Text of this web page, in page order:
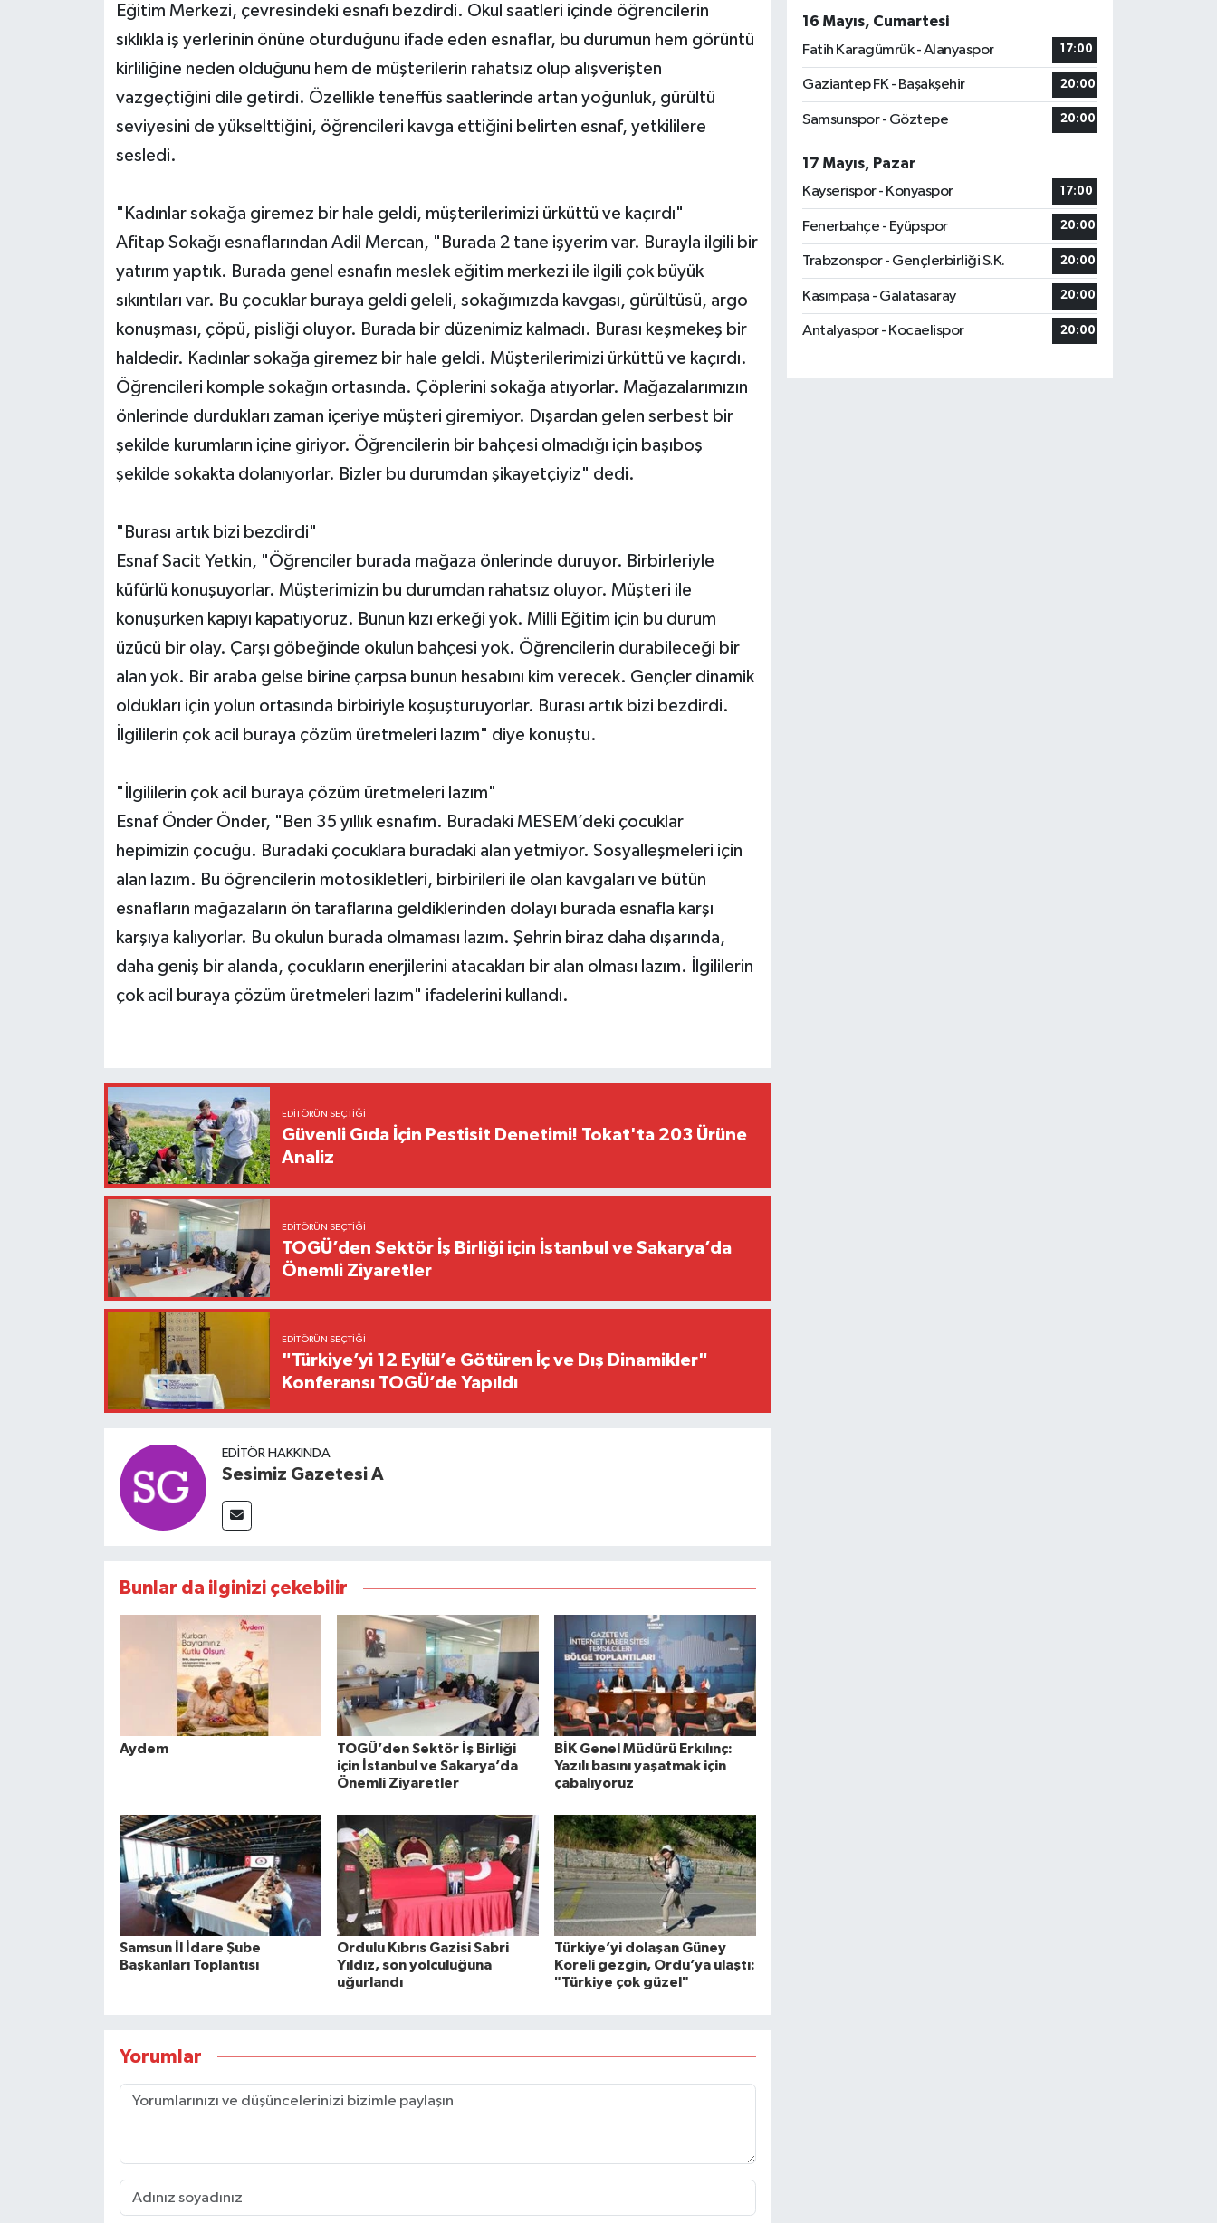
Eğitim Merkezi, çevresindeki esnafı bezdirdi. Okul saatleri içinde öğrencilerin
sıklıkla iş yerlerinin önüne oturduğunu ifade eden esnaflar, bu durumun hem görüntü
kirliliğine neden olduğunu hem de müşterilerin rahatsız olup alışverişten
vazgeçtiğini dile getirdi. Özellikle teneffüs saatlerinde artan yoğunluk, gürültü
seviyesini de yükselttiğini, öğrencileri kavga ettiğini belirten esnaf, yetkililere
sesledi.
"Kadınlar sokağa giremez bir hale geldi, müşterilerimizi ürküttü ve kaçırdı"
Afitap Sokağı esnaflarından Adil Mercan, "Burada 2 tane işyerim var. Burayla ilgili bir
yatırım yaptık. Burada genel esnafın meslek eğitim merkezi ile ilgili çok büyük
sıkıntıları var. Bu çocuklar buraya geldi geleli, sokağımızda kavgası, gürültüsü, argo
konuşması, çöpü, pisliği oluyor. Burada bir düzenimiz kalmadı. Burası keşmekeş bir
haldedir. Kadınlar sokağa giremez bir hale geldi. Müşterilerimizi ürküttü ve kaçırdı.
Öğrencileri komple sokağın ortasında. Çöplerini sokağa atıyorlar. Mağazalarımızın
önlerinde durdukları zaman içeriye müşteri giremiyor. Dışardan gelen serbest bir
şekilde kurumların içine giriyor. Öğrencilerin bir bahçesi olmadığı için başıboş
şekilde sokakta dolanıyorlar. Bizler bu durumdan şikayetçiyiz" dedi.
"Burası artık bizi bezdirdi"
Esnaf Sacit Yetkin, "Öğrenciler burada mağaza önlerinde duruyor. Birbirleriyle
küfürlü konuşuyorlar. Müşterimizin bu durumdan rahatsız oluyor. Müşteri ile
konuşurken kapıyı kapatıyoruz. Bunun kızı erkeği yok. Milli Eğitim için bu durum
üzücü bir olay. Çarşı göbeğinde okulun bahçesi yok. Öğrencilerin durabileceği bir
alan yok. Bir araba gelse birine çarpsa bunun hesabını kim verecek. Gençler dinamik
oldukları için yolun ortasında birbiriyle koşuşturuyorlar. Burası artık bizi bezdirdi.
İlgililerin çok acil buraya çözüm üretmeleri lazım" diye konuştu.
"İlgililerin çok acil buraya çözüm üretmeleri lazım"
Esnaf Önder Önder, "Ben 35 yıllık esnafım. Buradaki MESEM’deki çocuklar
hepimizin çocuğu. Buradaki çocuklara buradaki alan yetmiyor. Sosyalleşmeleri için
alan lazım. Bu öğrencilerin motosikletleri, birbirileri ile olan kavgaları ve bütün
esnafların mağazaların ön taraflarına geldiklerinden dolayı burada esnafla karşı
karşıya kalıyorlar. Bu okulun burada olmaması lazım. Şehrin biraz daha dışarında,
daha geniş bir alanda, çocukların enerjilerini atacakları bir alan olması lazım. İlgililerin
çok acil buraya çözüm üretmeleri lazım" ifadelerini kullandı.
EDITÖRÜN SEÇTIĞI
Güvenli Gıda İçin Pestisit Denetimi! Tokat'ta 203 Ürüne
Analiz
EDITÖRÜN SEÇTIĞI
TOGÜ’den Sektör İş Birliği için İstanbul ve Sakarya’da
Önemli Ziyaretler
EDITÖRÜN SEÇTIĞI
"Türkiye’yi 12 Eylül’e Götüren İç ve Dış Dinamikler"
Konferansı TOGÜ’de Yapıldı
EDITÖR HAKKINDA
Sesimiz Gazetesi A
Bunlar da ilginizi çekebilir
Aydem
TOGÜ’den Sektör İş Birliği
için İstanbul ve Sakarya’da
Önemli Ziyaretler
BİK Genel Müdürü Erkılınç:
Yazılı basını yaşatmak için
çabalıyoruz
Samsun İl İdare Şube
Başkanları Toplantısı
Ordulu Kıbrıs Gazisi Sabri
Yıldız, son yolculuğuna
uğurlandı
Türkiye’yi dolaşan Güney
Koreli gezgin, Ordu’ya ulaştı:
"Türkiye çok güzel"
Yorumlar
16 Mayıs, Cumartesi
Fatih Karagümrük - Alanyaspor
17:00
Gaziantep FK - Başakşehir 20:00
Samsunspor - Göztepe 20:00
17 Mayıs, Pazar
Kayserispor - Konyaspor
17:00
Fenerbahçe - Eyüpspor 20:00
Trabzonspor - Gençlerbirliği S.K. 20:00
Kasımpaşa - Galatasaray 20:00
Antalyaspor - Kocaelispor 20:00